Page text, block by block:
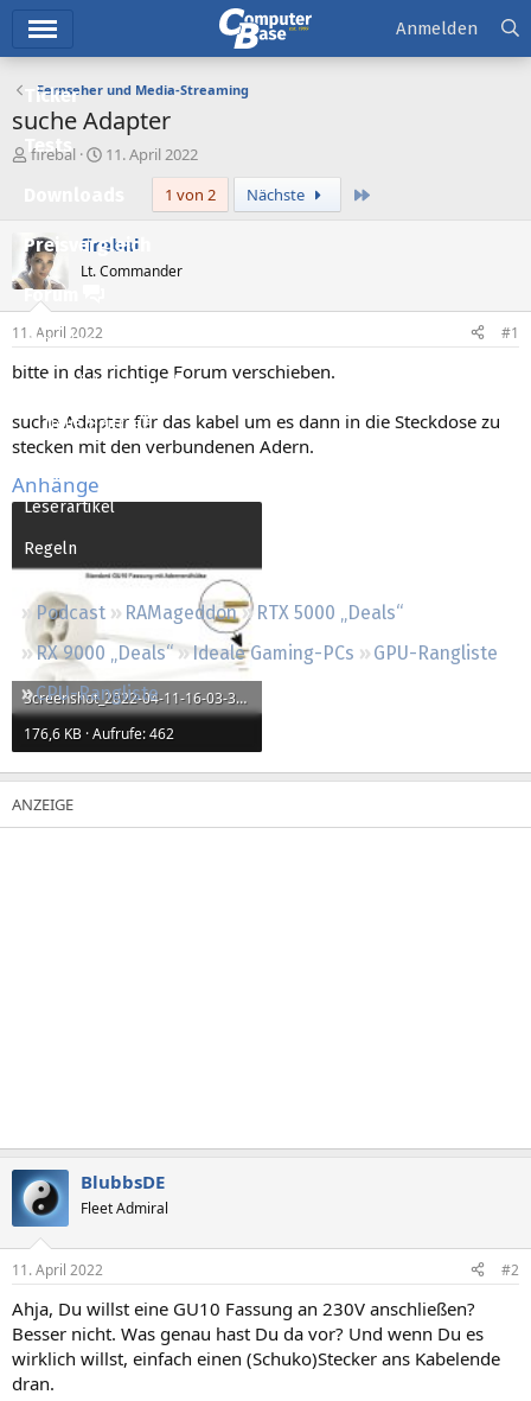
Ticker
Tests
Preisvergleich
Forum
Aktuelles
Empfohlene Inhalte
Neue Beiträge
Leserartikel
Regeln
Podcast RAMageddon
RTX 5000 „Deals“
RX 9000 „Deals“
Ideale Gaming-PCs
GPU-Rangliste
CPU-Rangliste
Anmelden
Fernseher und Media-Streaming
suche Adapter
E
e
l
l
e
firebal
E
e
l
m
11. April 2022
1 von 2
Nächste
firebal
Lt. Commander
11. April 2022 #1
bitte in das richtige Forum verschieben.
suche Adapter für das kabel um es dann in die Steckdose zu
stecken mit den verbundenen Adern.
Anhänge
Screenshot_2022-04-11-16-03-31-606_com.ebay.mobile.jpg
176,6 KB · Aufrufe: 462
BlubbsDE
Fleet Admiral
11. April 2022 #2
Ahja, Du willst eine GU10 Fassung an 230V anschließen?
Besser nicht. Was genau hast Du da vor? Und wenn Du es
wirklich willst, einfach einen (Schuko)Stecker ans Kabelende
dran.